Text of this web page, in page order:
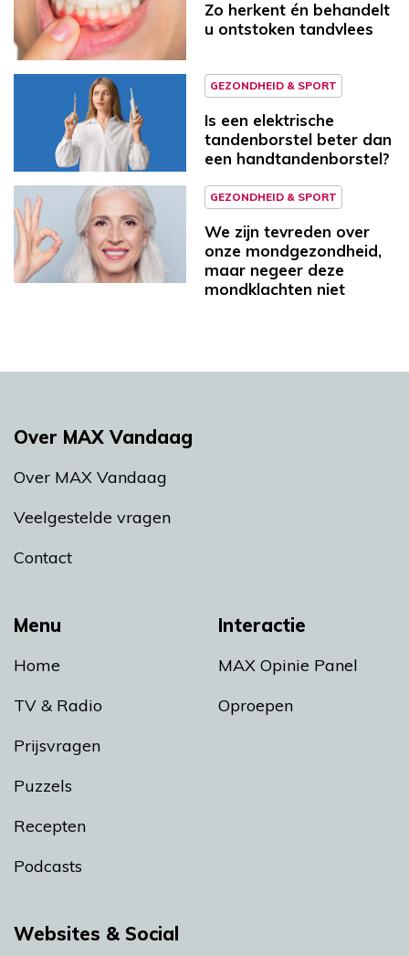
Zo herkent én behandelt
u ontstoken tandvlees
GEZONDHEID & SPORT
Is een elektrische
tandenborstel beter dan
een handtandenborstel?
GEZONDHEID & SPORT
We zijn tevreden over
onze mondgezondheid,
maar negeer deze
mondklachten niet
Menu
Home
TV & Radio
Prijsvragen
Puzzels
Recepten
Podcasts
Interactie
MAX Opinie Panel
Oproepen
Over MAX Vandaag
Over MAX Vandaag
Veelgestelde vragen
Contact
Websites & Social